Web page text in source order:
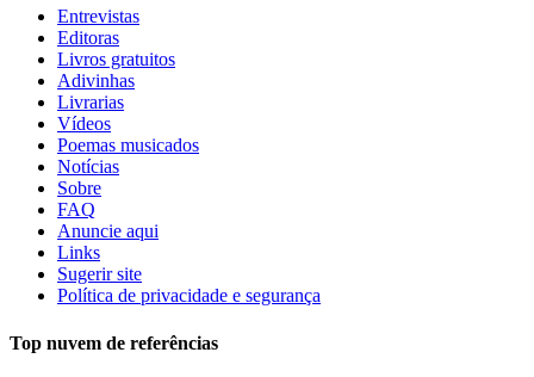
Entrevistas
Editoras
Livros gratuitos
Adivinhas
Livrarias
Vídeos
Poemas musicados
Notícias
Sobre
FAQ
Anuncie aqui
Links
Sugerir site
Política de privacidade e segurança
Top nuvem de referências